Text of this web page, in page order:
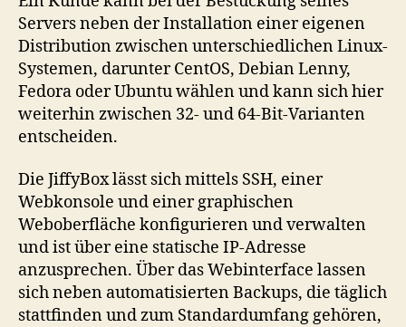
Servers neben der Installation einer eigenen
Distribution zwischen unterschiedlichen Linux-
Systemen, darunter CentOS, Debian Lenny,
Fedora oder Ubuntu wählen und kann sich hier
weiterhin zwischen 32- und 64-Bit-Varianten
entscheiden.
Die JiffyBox lässt sich mittels SSH, einer
Webkonsole und einer graphischen
Weboberfläche konfigurieren und verwalten
und ist über eine statische IP-Adresse
anzusprechen. Über das Webinterface lassen
sich neben automatisierten Backups, die täglich
stattfinden und zum Standardumfang gehören,